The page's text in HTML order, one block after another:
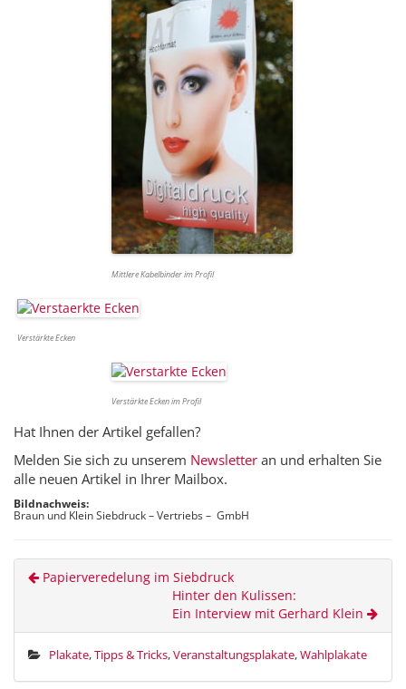
Mittlere Kabelbinder im Profil
Verstärkte Ecken
Verstärkte Ecken im Profil
Hat Ihnen der Artikel gefallen?
Melden Sie sich zu unserem Newsletter an und erhalten Sie
alle neuen Artikel in Ihrer Mailbox.
Bildnachweis:
Braun und Klein Siebdruck – Vertriebs – GmbH
Papierveredelung im Siebdruck
Hinter den Kulissen:
Ein Interview mit Gerhard Klein
Plakate,Tipps & Tricks,Veranstaltungsplakate,Wahlplakate